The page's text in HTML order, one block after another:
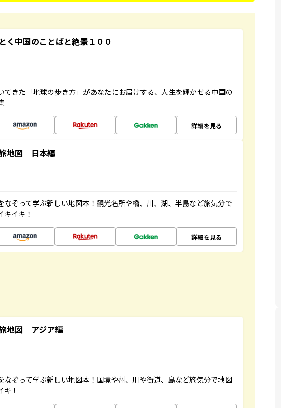
く中国のことばと絶景１００
てきた「地球の歩き方」があなたにお届けする、人生を輝かせる中国の
詳細を見る
地図 日本編
なぞって学ぶ新しい地図本！観光名所や橋、川、湖、半島など旅気分で
イキ！
詳細を見る
地図 アジア編
なぞって学ぶ新しい地図本！国境や州、川や街道、島など旅気分で地図
！